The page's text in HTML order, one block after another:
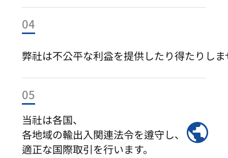
04
弊社は不公平な利益を提供したり得たりし
05
当社は各国、
各地域の輸出入関連法令を遵守し、
適正な国際取引を行います。
public